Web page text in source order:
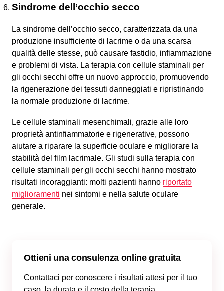
Sindrome dell’occhio secco
La sindrome dell’occhio secco, caratterizzata da una
produzione insufficiente di lacrime o da una scarsa
qualità delle stesse, può causare fastidio, infiammazione
e problemi di vista. La terapia con cellule staminali per
gli occhi secchi offre un nuovo approccio, promuovendo
la rigenerazione dei tessuti danneggiati e ripristinando
la normale produzione di lacrime.
Le cellule staminali mesenchimali, grazie alle loro
proprietà antinfiammatorie e rigenerative, possono
aiutare a riparare la superficie oculare e migliorare la
stabilità del film lacrimale. Gli studi sulla terapia con
cellule staminali per gli occhi secchi hanno mostrato
risultati incoraggianti: molti pazienti hanno riportato
miglioramenti nei sintomi e nella salute oculare
generale.
Ottieni una consulenza online gratuita
Contattaci per conoscere i risultati attesi per il tuo